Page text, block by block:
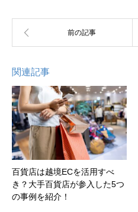
関連記事
百貨店は越境ECを活用すべ
き？大手百貨店が参入した5つ
の事例を紹介！